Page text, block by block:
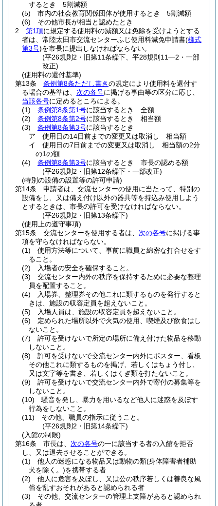
するとき 5割減額
(5)
市内の社会教育関係団体が使用するとき 5割減額
(6)
その他市長が相当と認めたとき
2
第1項に規定する使用料の減額又は免除を受けようとする
者は、常陸太田市交流センターふじ使用料減免申請書(様式
第3号)を市長に提出しなければならない。
(平26規則2・旧第11条繰下、平28規則11―2・一部
改正)
(使用料の還付基準)
第13条
条例第8条ただし書きの規定により使用料を還付す
る場合の基準は、 次の各号に掲げる事由等の区分に応じ、
当該各号に定めるところによる。
(1)
条例第8条第1号に該当するとき 全額
(2)
条例第8条第2号に該当するとき 相当額
(3)
条例第8条第3号に該当するとき
ア
使用日の14日前までの変更又は取消し 相当額
イ
使用日の7日前までの変更又は取消し 相当額の2分
の1の額
(4)
条例第8条第3号に該当するとき 市長の認める額
(平26規則2・旧第12条繰下・一部改正)
(特別の設備の設置等の許可申請)
第14条
申請者は、交流センターの使用に当たって、特別の
設備をし、又は備え付け以外の器具等を持込み使用しよう
とするときは、市長の許可を受けなければならない。
(平26規則2・旧第13条繰下)
(使用上の遵守事項)
第15条
交流センターを使用する者は、 次の各号に掲げる事
項を守らなければならない。
(1)
使用方法等について、事前に職員と綿密な打合せをす
ること。
(2)
入場者の安全を確保すること。
(3)
交流センター内外の秩序を保持するために必要な整理
員を配置すること。
(4)
入場券、整理券その他これに類するものを発行すると
きは、施設の収容定員を超えないこと。
(5)
入場人員は、施設の収容定員を超えないこと。
(6)
定められた場所以外で火気の使用、喫煙及び飲食はし
ないこと。
(7)
許可を受けないで所定の場所に備え付けた物品を移動
しないこと。
(8)
許可を受けないで交流センター内外にポスター、看板
その他これに類するものを掲げ、若しくはちょう付し、
又は文字等を書き、若しくはくぎ類を打たないこと。
(9)
許可を受けないで交流センター内外で寄付の募集等を
しないこと。
(10)
騒音を発し、暴力を用いるなど他人に迷惑を及ぼす
行為をしないこと。
(11)
その他、職員の指示に従うこと。
(平26規則2・旧第14条繰下)
(入館の制限)
第16条
市長は、 次の各号の一に該当する者の入館を拒否
し、又は退去させることができる。
(1)
他人の迷惑になる物品又は動物の類(身体障害者補助
犬を除く。)を携帯する者
(2)
他人に危害を及ぼし、又は公の秩序若しくは善良な風
俗を乱すおそれがあると認められる者
(3)
その他、交流センターの管理上支障があると認められ